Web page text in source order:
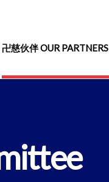
卍慈伙伴 OUR PARTNERS